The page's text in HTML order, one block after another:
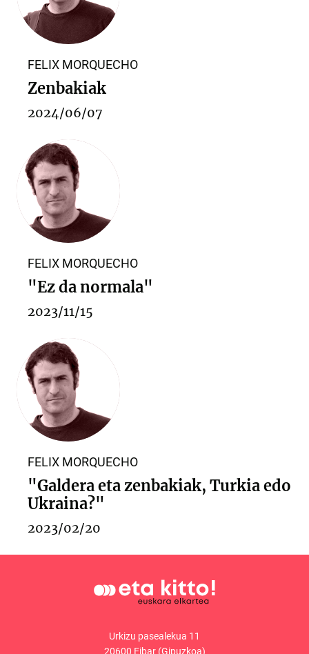
FELIX MORQUECHO
Zenbakiak
2024/06/07
FELIX MORQUECHO
"Ez da normala"
2023/11/15
FELIX MORQUECHO
"Galdera eta zenbakiak, Turkia edo
Ukraina?"
2023/02/20
Urkizu pasealekua 11
20600 Eibar (Gipuzkoa)